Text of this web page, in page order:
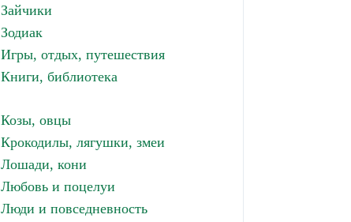
Зайчики
Зодиак
Игры, отдых, путешествия
Книги, библиотека
Козы, овцы
Крокодилы, лягушки, змеи
Лошади, кони
Любовь и поцелуи
Люди и повседневность